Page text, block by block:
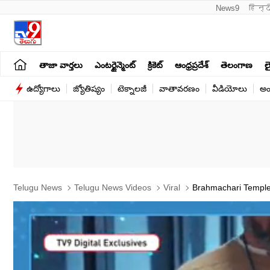
News9
తాజా వార్తలు ఎంటర్టైన్మెంట్ క్రికెట్ ఆంధ్రప్రదేశ్ తెలంగాణ
ఉద్యోగాలు జ్యోతిష్యం టెక్నాలజీ వాతావరణం వీడియోలు
Telugu News Telugu News Videos Viral Brahmachari